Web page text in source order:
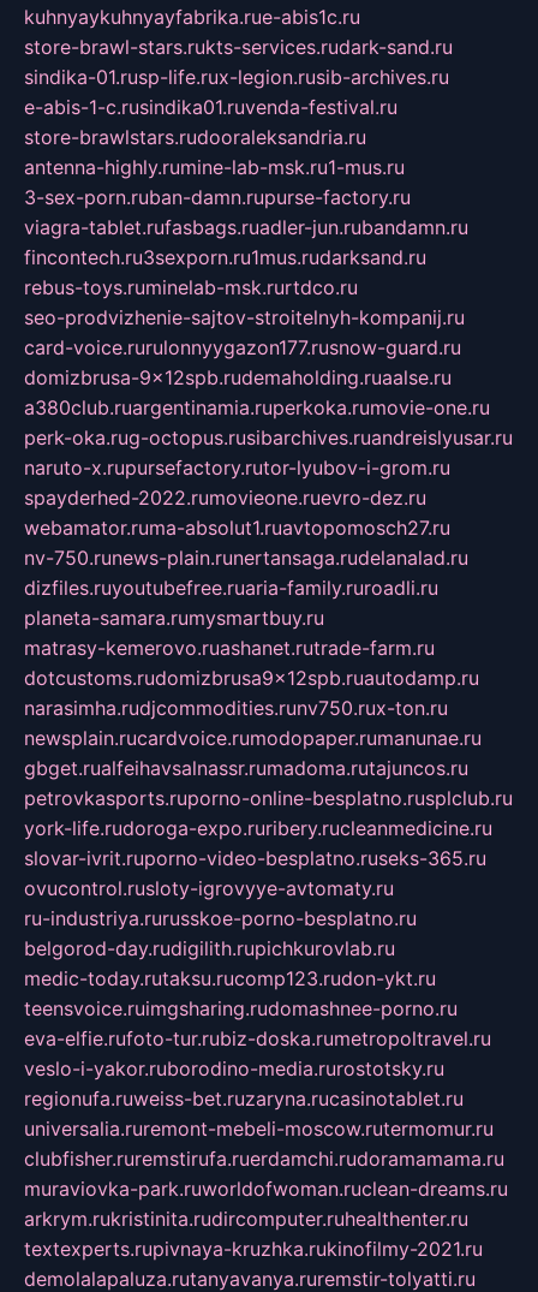
kuhnyaykuhnyayfabrika.rue-abis1c.ru
store-brawl-stars.rukts-services.rudark-sand.ru
sindika-01.rusp-life.rux-legion.rusib-archives.ru
e-abis-1-c.rusindika01.ruvenda-festival.ru
store-brawlstars.rudooraleksandria.ru
antenna-highly.rumine-lab-msk.ru1-mus.ru
3-sex-porn.ruban-damn.rupurse-factory.ru
viagra-tablet.rufasbags.ruadler-jun.rubandamn.ru
fincontech.ru3sexporn.ru1mus.rudarksand.ru
rebus-toys.ruminelab-msk.rurtdco.ru
seo-prodvizhenie-sajtov-stroitelnyh-kompanij.ru
card-voice.rurulonnyygazon177.rusnow-guard.ru
domizbrusa-9x12spb.rudemaholding.ruaalse.ru
a380club.ruargentinamia.ruperkoka.rumovie-one.ru
perk-oka.rug-octopus.rusibarchives.ruandreislyusar.ru
naruto-x.rupursefactory.rutor-lyubov-i-grom.ru
spayderhed-2022.rumovieone.ruevro-dez.ru
webamator.ruma-absolut1.ruavtopomosch27.ru
nv-750.runews-plain.runertansaga.rudelanalad.ru
dizfiles.ruyoutubefree.ruaria-family.ruroadli.ru
planeta-samara.rumysmartbuy.ru
matrasy-kemerovo.ruashanet.rutrade-farm.ru
dotcustoms.rudomizbrusa9x12spb.ruautodamp.ru
narasimha.rudjcommodities.runv750.rux-ton.ru
newsplain.rucardvoice.rumodopaper.rumanunae.ru
gbget.rualfeihavsalnassr.rumadoma.rutajuncos.ru
petrovkasports.ruporno-online-besplatno.rusplclub.ru
york-life.rudoroga-expo.ruribery.rucleanmedicine.ru
slovar-ivrit.ruporno-video-besplatno.ruseks-365.ru
ovucontrol.rusloty-igrovyye-avtomaty.ru
ru-industriya.rurusskoe-porno-besplatno.ru
belgorod-day.rudigilith.rupichkurovlab.ru
medic-today.rutaksu.rucomp123.rudon-ykt.ru
teensvoice.ruimgsharing.rudomashnee-porno.ru
eva-elfie.rufoto-tur.rubiz-doska.rumetropoltravel.ru
veslo-i-yakor.ruborodino-media.rurostotsky.ru
regionufa.ruweiss-bet.ruzaryna.rucasinotablet.ru
universalia.ruremont-mebeli-moscow.rutermomur.ru
clubfisher.ruremstirufa.ruerdamchi.rudoramamama.ru
muraviovka-park.ruworldofwoman.ruclean-dreams.ru
arkrym.rukristinita.rudircomputer.ruhealthenter.ru
textexperts.rupivnaya-kruzhka.rukinofilmy-2021.ru
demolalapaluza.rutanyavanya.ruremstir-tolyatti.ru